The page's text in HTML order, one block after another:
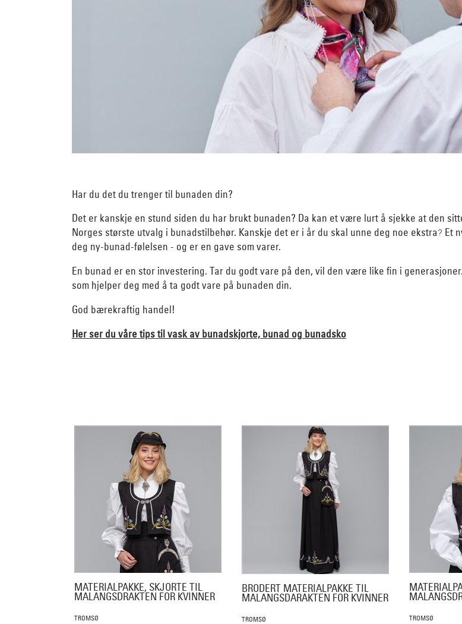
Har du det du trenger til bunaden din?
Det er kanskje en stund siden du har brukt bunaden? Da kan et være lurt å sjekke at den
Norges største utvalg i bunadstilbehør. Kanskje det er i år du skal unne deg noe ekstra? Et
deg ny-bunad-følelsen - og er en gave som varer.
En bunad er en stor investering. Tar du godt vare på den, vil den være like fin i
som hjelper deg med å ta godt vare på bunaden din.
God bærekraftig handel!
Her ser du våre tips til vask av bunadskjorte, bunad og bunadsko
MATERIALPAKKE, SKJORTE TIL
MALANGSDRAKTEN FOR KVINNER
TROMSØ
BRODERT MATERIALPAKKE TIL
MALANGSDARAKTEN FOR KVINNER
TROMSØ TROMSØ